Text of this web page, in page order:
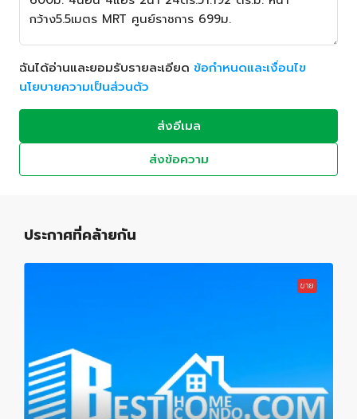
ฉันได้อ่านและยอมรับรายละเอียด ข้อกำหนดและเงื่อนไข
นโยบายความเป็นส่วนตัว
ส่งอีเมล
ส่งข้อความ
ประกาศที่คล้ายกัน
ขาย